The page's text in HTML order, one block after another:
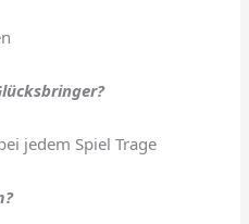
jedem Spiel Trage